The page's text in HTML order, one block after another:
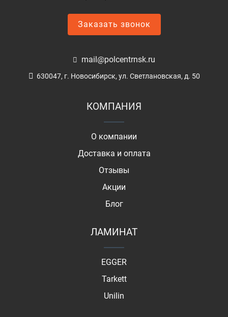
Заказать звонок
mail@polcentrnsk.ru
630047, г. Новосибирск, ул. Светлановская, д. 50
КОМПАНИЯ
О компании
Доставка и оплата
Отзывы
Акции
Блог
ЛАМИНАТ
EGGER
Tarkett
Unilin